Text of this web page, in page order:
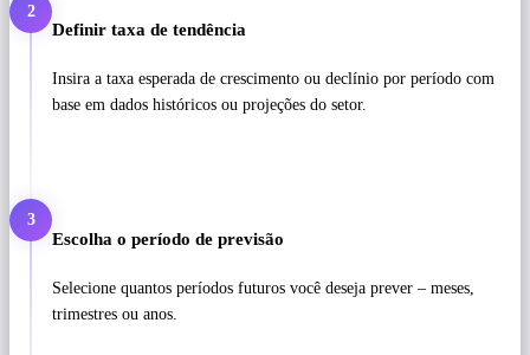
2
Definir taxa de tendência
Insira a taxa esperada de crescimento ou declínio por período com
base em dados históricos ou projeções do setor.
3
Escolha o período de previsão
Selecione quantos períodos futuros você deseja prever – meses,
trimestres ou anos.